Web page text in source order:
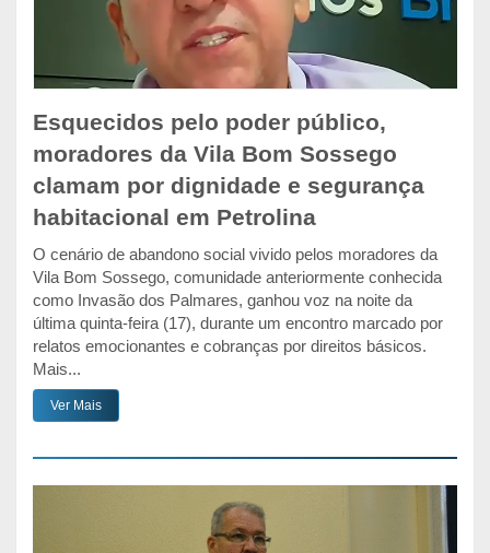
Esquecidos pelo poder público,
moradores da Vila Bom Sossego
clamam por dignidade e segurança
habitacional em Petrolina
O cenário de abandono social vivido pelos moradores da
Vila Bom Sossego, comunidade anteriormente conhecida
como Invasão dos Palmares, ganhou voz na noite da
última quinta-feira (17), durante um encontro marcado por
relatos emocionantes e cobranças por direitos básicos.
Mais...
Ver Mais